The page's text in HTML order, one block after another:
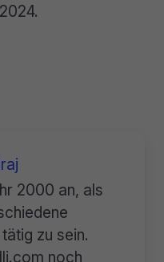
2000 an, als
zu sein.
noch